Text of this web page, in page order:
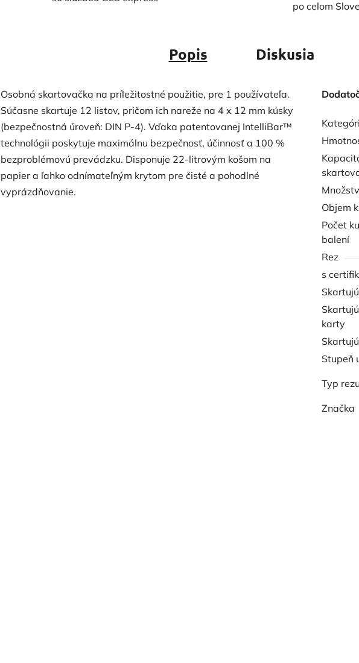
po celom
Popis Diskusia
Osobná skartovačka na príležitostné použitie, pre 1 používateľa.
Súčasne skartuje 12 listov, pričom ich nareže na 4 x 12 mm kúsky
(bezpečnostná úroveň: DIN P-4). Vďaka patentovanej IntelliBar™
technológii poskytuje maximálnu bezpečnosť, účinnosť a 100 %
bezproblémovú prevádzku. Disponuje 22-litrovým košom na
papier a ľahko odnímateľným krytom pre čisté a pohodlné
vyprázdňovanie.
Objem
Počet
balení
Rez
s
karty
Stupeň
Typ rezu
Značka